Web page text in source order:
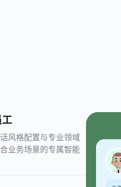
风格配置与专业领域
业务场景的专属智能